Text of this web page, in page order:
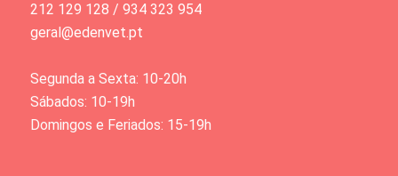
212 129 128 / 934 323 954
geral@edenvet.pt
Segunda a Sexta: 10-20h
Sábados: 10-19h
Domingos e Feriados: 15-19h